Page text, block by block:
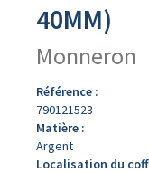
40MM)
Monneron
Référence :
790121523
Matière :
Argent
Localisation du